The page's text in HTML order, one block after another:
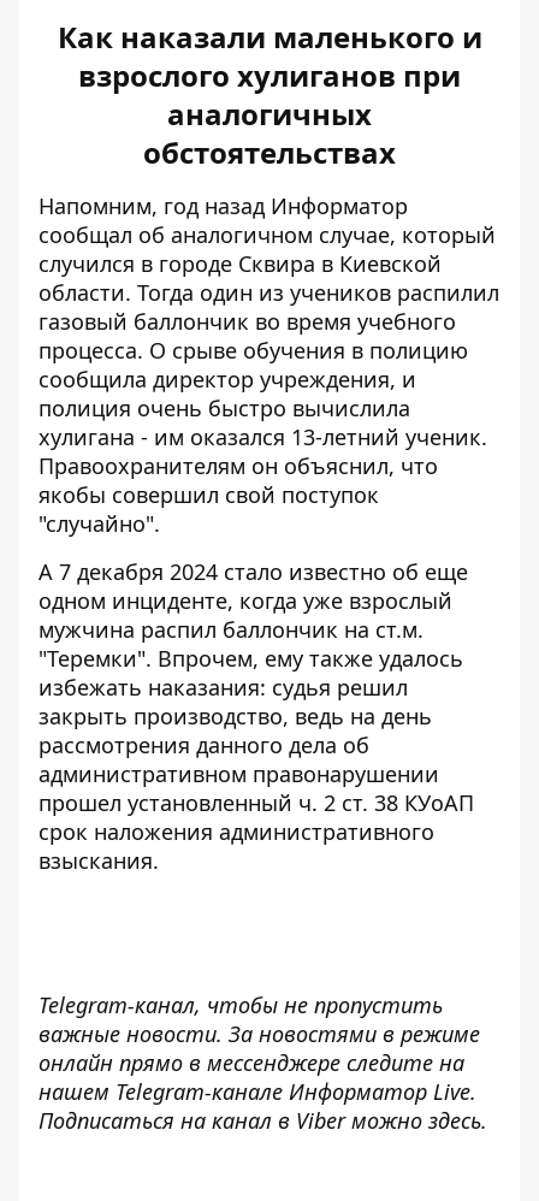
Как наказали маленького и
взрослого хулиганов при
аналогичных
обстоятельствах
Напомним, год назад Информатор
сообщал об аналогичном случае, который
случился в городе Сквира в Киевской
области. Тогда один из учеников распилил
газовый баллончик во время учебного
процесса. О срыве обучения в полицию
сообщила директор учреждения, и
полиция очень быстро вычислила
хулигана - им оказался 13-летний ученик.
Правоохранителям он объяснил, что
якобы совершил свой поступок
"случайно".
А 7 декабря 2024 стало известно об еще
одном инциденте, когда уже взрослый
мужчина распил баллончик на ст.м.
"Теремки". Впрочем, ему также удалось
избежать наказания: судья решил
закрыть производство, ведь на день
рассмотрения данного дела об
административном правонарушении
прошел установленный ч. 2 ст. 38 КУоАП
срок наложения административного
взыскания.
Telegram-канал, чтобы не пропустить
важные новости. За новостями в режиме
онлайн прямо в мессенджере следите на
нашем Telegram-канале Информатор Live.
Подписаться на канал в Viber можно здесь.